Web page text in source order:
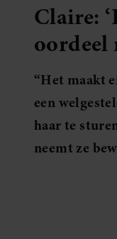
Claire:
oordeel
“Het maakt
een
haar te
neemt ze